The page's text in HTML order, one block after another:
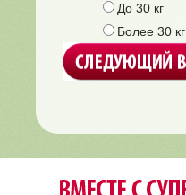
До 30 кг
Более 30 кг